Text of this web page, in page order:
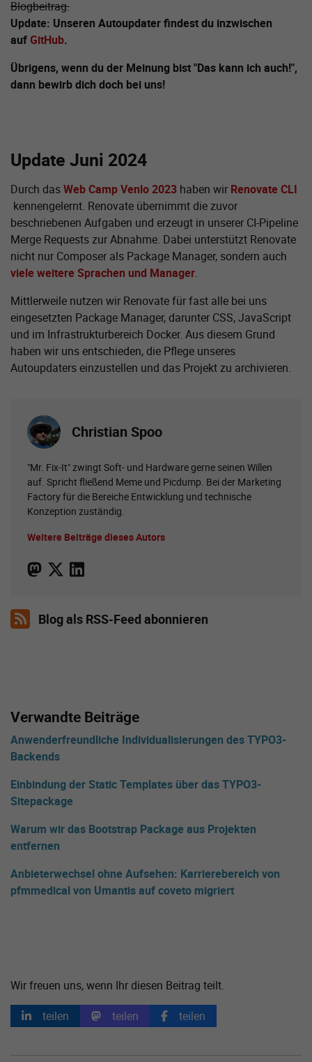
Blogbeitrag.
Update: Unseren Autoupdater findest du inzwischen
aufGitHub.
Übrigens, wenn du der Meinung bist "Das kann ich auch!",
dann bewirb dich doch bei uns!
Update Juni 2024
Durch dasWeb Camp Venlo 2023 haben wir Renovate CLI
kennengelernt. Renovate übernimmt die zuvor
beschriebenen Aufgaben und erzeugt in unserer CI-Pipeline
Merge Requests zur Abnahme. Dabei unterstützt Renovate
nicht nur Composer als Package Manager, sondern auch
viele weitere Sprachen und Manager.
Mittlerweile nutzen wir Renovate für fast alle bei uns
eingesetzten Package Manager, darunter CSS, JavaScript
und im Infrastrukturbereich Docker. Aus diesem Grund
haben wir uns entschieden, die Pflege unseres
Autoupdaters einzustellen und das Projekt zu archivieren.
Christian Spoo
"Mr. Fix-It" zwingt Soft- und Hardware gerne seinen Willen
auf. Spricht fließend Meme und Picdump. Bei der Marketing
Factory für die Bereiche Entwicklung und technische
Konzeption zuständig.
Weitere Beiträge dieses Autors
Blog als RSS-Feed abonnieren
Verwandte Beiträge
Anwenderfreundliche Individualisierungen des TYPO3-
Backends
Einbindung der Static Templates über das TYPO3-
Sitepackage
Warum wir das Bootstrap Package aus Projekten
entfernen
Anbieterwechsel ohne Aufsehen: Karrierebereich von
pfmmedical von Umantis auf coveto migriert
Wir freuen uns, wenn Ihr diesen Beitrag teilt.
teilen
teilen teilen